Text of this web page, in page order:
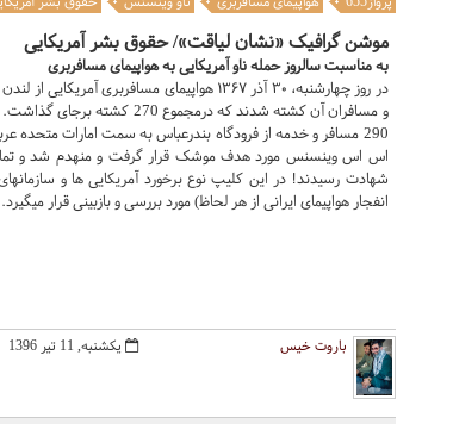
باروت خیس یکشنبه, 11 تیر 1396
موشن گرافیک «نشان لیاقت»/ حقوق بشر آمریکایی
به مناسبت سالروز حمله ناو آمریکایی به هواپیمای مسافربری
در روز
چهارشنبه، ۳۰ آذر ۱۳۶۷ هواپیمای
290 مسافر و خدمه از فرودگاه بندرعباس به سمت امارات متحده
شهادت رسیدند! در این کلیپ نوع برخورد آمریکایی ها و
انفجار هواپیمای ایرانی از هر لحاظ) مورد بررسی و بازبینی قرار میگیرد.